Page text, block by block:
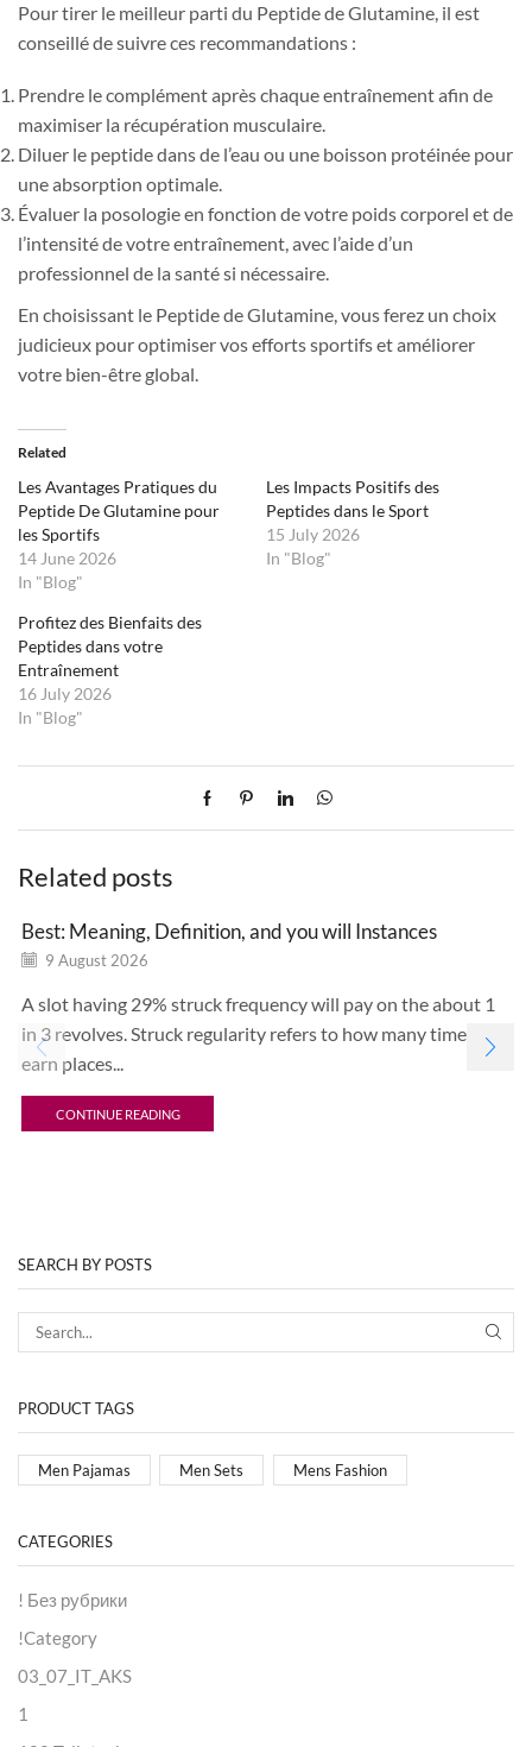
Pour tirer le meilleur parti du Peptide de Glutamine, il est
conseillé de suivre ces recommandations :
Prendre le complément après chaque entraînement afin de
maximiser la récupération musculaire.
Diluer le peptide dans de l’eau ou une boisson protéinée pour
une absorption optimale.
Évaluer la posologie en fonction de votre poids corporel et de
l’intensité de votre entraînement, avec l’aide d’un
professionnel de la santé si nécessaire.
En choisissant le Peptide de Glutamine, vous ferez un choix
judicieux pour optimiser vos efforts sportifs et améliorer
votre bien-être global.
Related
Les Avantages Pratiques du
Peptide De Glutamine pour
les Sportifs
14 June 2026
In "Blog"
Les Impacts Positifs des
Peptides dans le Sport
15 July 2026
In "Blog"
Profitez des Bienfaits des
Peptides dans votre
Entraînement
16 July 2026
In "Blog"
Related posts
Best: Meaning, Definition, and you will Instances
9 August 2026
A slot having 29% struck frequency will pay on the about 1
in 3 revolves. Struck regularity refers to how many times any
earn places...
CONTINUE READING
SEARCH BY POSTS
PRODUCT TAGS
Men Pajamas Men Sets Mens Fashion
CATEGORIES
! Без рубрики
!Category
03_07_IT_AKS
1